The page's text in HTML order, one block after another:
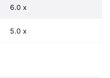
6.0 x
5.0 x